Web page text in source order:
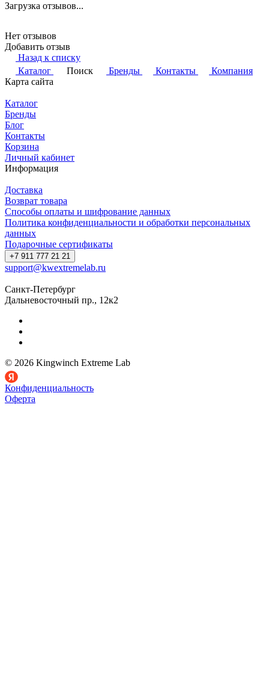
Загрузка отзывов...
Нет отзывов
Добавить отзыв
Назад к списку
Каталог
Поиск Бренды Контакты
Компания
Карта сайта
Каталог
Бренды
Блог
Контакты
Корзина
Личный кабинет
Информация
Доставка
Возврат товара
Способы оплаты и шифрование данных
Политика конфиденциальности и обработки персональных
данных
Подарочные сертификаты
+7 911 777 21 21
support@kwextremelab.ru
Санкт-Петербург
Дальневосточный пр., 12к2
© 2026 Kingwinch Extreme Lab
Конфиденциальность
Оферта